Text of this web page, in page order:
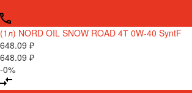
(1л) NORD OIL SNOW ROAD 4Т 0W-40 SyntF
648.09 ₽
648.09 ₽
-0%